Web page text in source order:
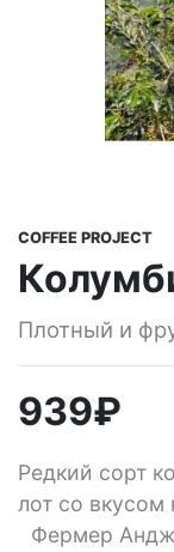
COFFEE PROJECT
Плотный и
939₽
Редкий сорт
лот со вкусом
Фермер